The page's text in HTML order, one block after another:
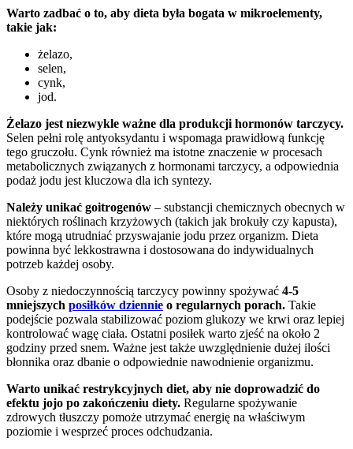
Warto zadbać o to, aby dieta była bogata w mikroelementy,
takie jak:
żelazo,
selen,
cynk,
jod.
Żelazo jest niezwykle ważne dla produkcji hormonów tarczycy.
Selen pełni rolę antyoksydantu i wspomaga prawidłową funkcję
tego gruczołu. Cynk również ma istotne znaczenie w procesach
metabolicznych związanych z hormonami tarczycy, a odpowiednia
podaż jodu jest kluczowa dla ich syntezy.
Należy unikać goitrogenów – substancji chemicznych obecnych w
niektórych roślinach krzyżowych (takich jak brokuły czy kapusta),
które mogą utrudniać przyswajanie jodu przez organizm. Dieta
powinna być lekkostrawna i dostosowana do indywidualnych
potrzeb każdej osoby.
Osoby z niedoczynnością tarczycy powinny spożywać 4-5
mniejszych posiłków dziennie o regularnych porach. Takie
podejście pozwala stabilizować poziom glukozy we krwi oraz lepiej
kontrolować wagę ciała. Ostatni posiłek warto zjeść na około 2
godziny przed snem. Ważne jest także uwzględnienie dużej ilości
błonnika oraz dbanie o odpowiednie nawodnienie organizmu.
Warto unikać restrykcyjnych diet, aby nie doprowadzić do
efektu jojo po zakończeniu diety. Regularne spożywanie
zdrowych tłuszczy pomoże utrzymać energię na właściwym
poziomie i wesprzeć proces odchudzania.